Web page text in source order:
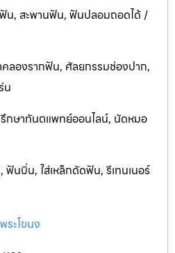
น, สะพานฟัน, ฟันปลอมถอดได้ /
ลองรากฟัน, ศัลยกรรมช่องปาก,
น
กษาทันตแพทย์ออนไลน์, นัดหมอ
นบิ่น, ใส่เหล็กดัดฟัน, รีเทนเนอร์
ะโขนง